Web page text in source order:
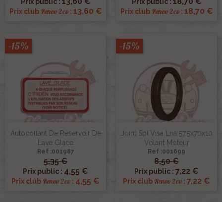
Prix club Renov 2cv: 13,60 € Prix club Renov 2cv: 18,70 €
Autocollant De Réservoir De
Lave Glace
Ref :001987
5,35 €
Prix public : 4,55 €
Prix club Renov 2cv : 4,55 €
-15%
Joint Spi Visa Lna 57.5x70x10
Volant Moteur
Ref :001699
8,50 €
Prix public : 7,22 €
Prix club Renov 2cv : 7,22 €
-15%